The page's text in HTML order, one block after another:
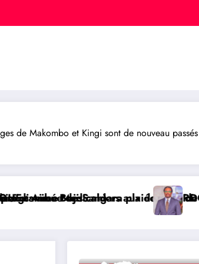
de Makombo et Kingi sont de nouveau
écoliers de la chefferie de Kaziba,
pour un tribunal international afin
RDC/ POLITIQUE :